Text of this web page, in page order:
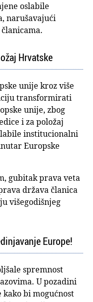
oslabile
narušavajući
Hrvatske
unije kroz više
transformirati
unije, zbog
i za položaj
institucionalni
Europske
gubitak prava veta
država članica
višegodišnjeg
Europe!
spremnost
U pozadini
bi mogućnost